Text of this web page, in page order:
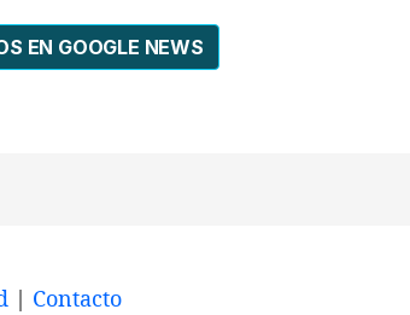
EN GOOGLE NEWS
| Contacto